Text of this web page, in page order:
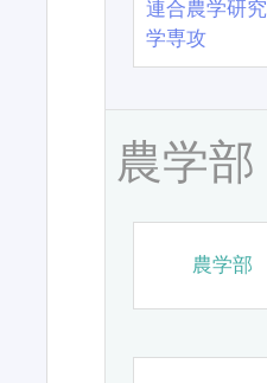
連合農学研
学専攻
農学部
農学部